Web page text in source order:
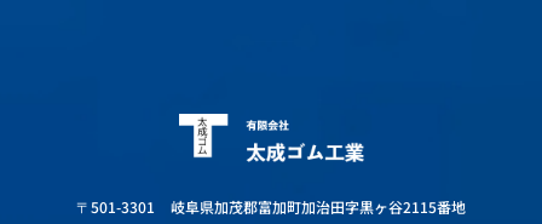
〒501-3301 岐阜県加茂郡富加町加治田字黒ヶ谷2115番地